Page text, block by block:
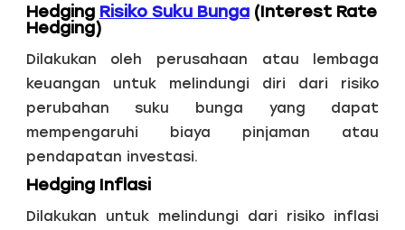
Hedging Risiko Suku Bunga(Interest Rate
Hedging)
Dilakukan oleh perusahaan atau lembaga
keuangan untuk melindungi diri dari risiko
perubahan suku bunga yang dapat
mempengaruhi biaya pinjaman atau
pendapatan investasi.
Hedging Inflasi
Dilakukan untuk melindungi dari risiko inflasi